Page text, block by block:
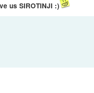
us SIROTINJI :)